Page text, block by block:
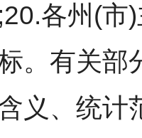
各州(市
。有关部
义、统计